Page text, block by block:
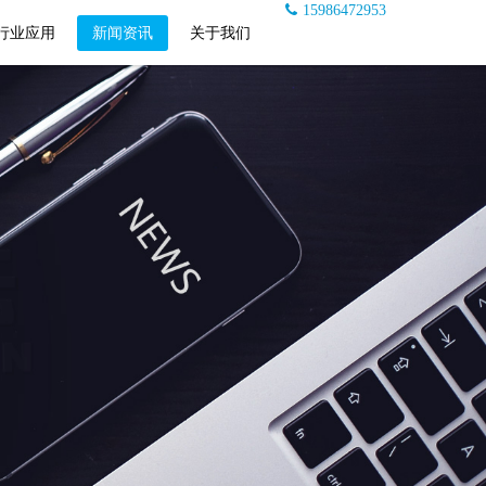
15986472953
业应用
新闻资讯 关于我们